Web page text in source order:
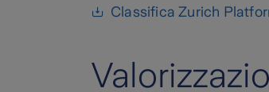
Classifica Zurich